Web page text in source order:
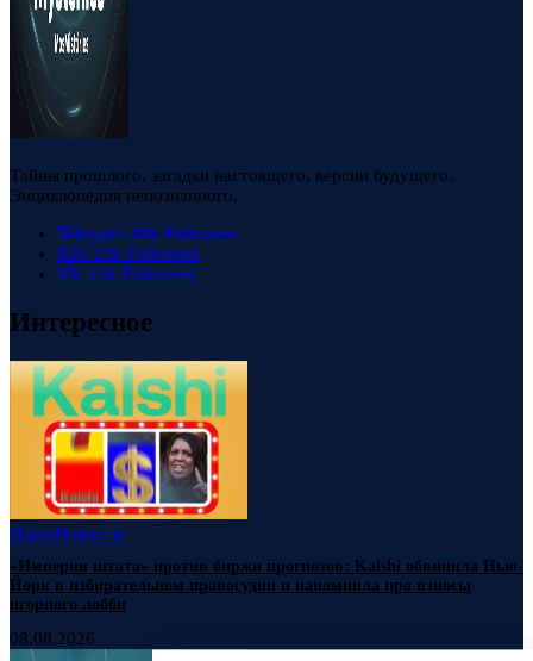
Тайны прошлого, загадки настоящего, версии будущего.
Энциклопедия непознанного.
Telegram 88k Followers
RSS 23k Followers
VK 23k Followers
Интересное
НаукаНовости
«Империя штата» против биржи прогнозов: Kalshi обвинила Нью-
Йорк в избирательном правосудии и напомнила про взносы
игорного лобби
08.08.2026